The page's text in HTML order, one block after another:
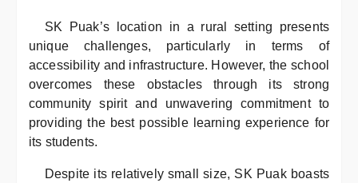
SK Puak’s location in a rural setting presents
unique challenges, particularly in terms of
accessibility and infrastructure. However, the school
overcomes these obstacles through its strong
community spirit and unwavering commitment to
providing the best possible learning experience for
its students.
Despite its relatively small size, SK Puak boasts